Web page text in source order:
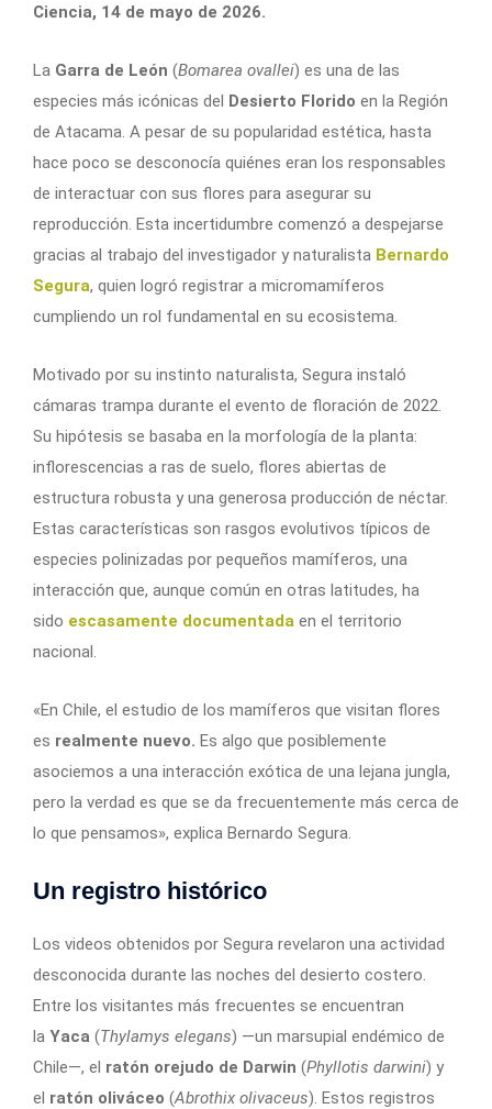
Ciencia, 14 de mayo de 2026.
La Garra de León (Bomarea ovallei) es una de las
especies más icónicas del Desierto Florido en la Región
de Atacama. A pesar de su popularidad estética, hasta
hace poco se desconocía quiénes eran los responsables
de interactuar con sus flores para asegurar su
reproducción. Esta incertidumbre comenzó a despejarse
gracias al trabajo del investigador y naturalista Bernardo
Segura, quien logró registrar a micromamíferos
cumpliendo un rol fundamental en su ecosistema.
Motivado por su instinto naturalista, Segura instaló
cámaras trampa durante el evento de floración de 2022.
Su hipótesis se basaba en la morfología de la planta:
inflorescencias a ras de suelo, flores abiertas de
estructura robusta y una generosa producción de néctar.
Estas características son rasgos evolutivos típicos de
especies polinizadas por pequeños mamíferos, una
interacción que, aunque común en otras latitudes, ha
sido escasamente documentada en el territorio
nacional.
«En Chile, el estudio de los mamíferos que visitan flores
es realmente nuevo. Es algo que posiblemente
asociemos a una interacción exótica de una lejana jungla,
pero la verdad es que se da frecuentemente más cerca de
lo que pensamos», explica Bernardo Segura.
Un registro histórico
Los videos obtenidos por Segura revelaron una actividad
desconocida durante las noches del desierto costero.
Entre los visitantes más frecuentes se encuentran
la Yaca (Thylamys elegans) —un marsupial endémico de
Chile—, el ratón orejudo de Darwin (Phyllotis darwini) y
el ratón oliváceo (Abrothix olivaceus). Estos registros